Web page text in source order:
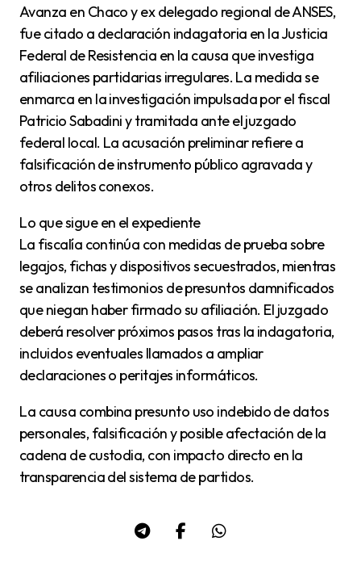
Avanza en Chaco y ex delegado regional de ANSES,
fue citado a declaración indagatoria en la Justicia
Federal de Resistencia en la causa que investiga
afiliaciones partidarias irregulares. La medida se
enmarca en la investigación impulsada por el fiscal
Patricio Sabadini y tramitada ante el juzgado
federal local. La acusación preliminar refiere a
falsificación de instrumento público agravada y
otros delitos conexos.
Lo que sigue en el expediente
La fiscalía continúa con medidas de prueba sobre
legajos, fichas y dispositivos secuestrados, mientras
se analizan testimonios de presuntos damnificados
que niegan haber firmado su afiliación. El juzgado
deberá resolver próximos pasos tras la indagatoria,
incluidos eventuales llamados a ampliar
declaraciones o peritajes informáticos.
La causa combina presunto uso indebido de datos
personales, falsificación y posible afectación de la
cadena de custodia, con impacto directo en la
transparencia del sistema de partidos.